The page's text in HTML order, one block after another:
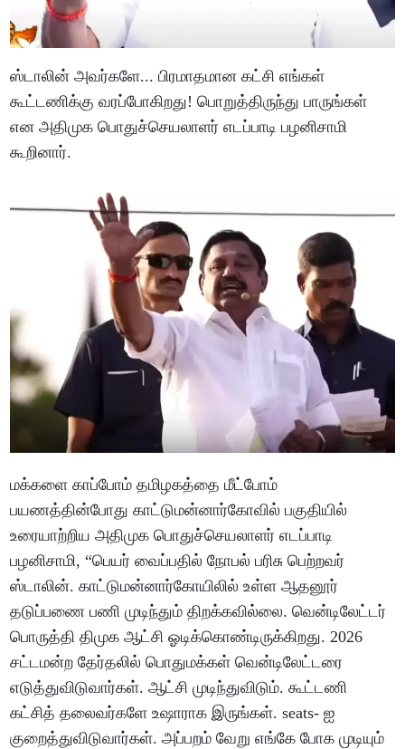
ஸ்டாலின் அவர்களே... பிரமாதமான கட்சி எங்கள்
கூட்டணிக்கு வரப்போகிறது! பொறுத்திருந்து பாருங்கள்
என அதிமுக பொதுச்செயலாளர் எடப்பாடி பழனிசாமி
கூறினார்.
மக்களை காப்போம் தமிழகத்தை மீட்போம்
பயணத்தின்போது காட்டுமன்னார்கோவில் பகுதியில்
உரையாற்றிய அதிமுக பொதுச்செயலாளர் எடப்பாடி
பழனிசாமி, “பெயர் வைப்பதில் நோபல் பரிசு பெற்றவர்
ஸ்டாலின். காட்டுமன்னார்கோயிலில் உள்ள ஆதனூர்
தடுப்பணை பணி முடிந்தும் திறக்கவில்லை. வென்டிலேட்டர்
பொருத்தி திமுக ஆட்சி ஓடிக்கொண்டிருக்கிறது. 2026
சட்டமன்ற தேர்தலில் பொதுமக்கள் வென்டிலேட்டரை
எடுத்துவிடுவார்கள். ஆட்சி முடிந்துவிடும். கூட்டணி
கட்சித் தலைவர்களே உஷாராக இருங்கள். seats- ஐ
குறைத்துவிடுவார்கள். அப்பறம் வேறு எங்கே போக முடியும்